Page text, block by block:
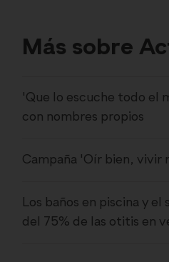
Más sobre
'Que lo escuche todo el
con nombres propios
Campaña 'Oír bien, vivir
Los baños en piscina y el
del 75% de las otitis en